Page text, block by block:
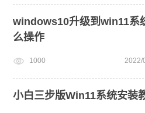
windows10升级到win11系
么操作
1000 2022/
小白三步版Win11系统安装